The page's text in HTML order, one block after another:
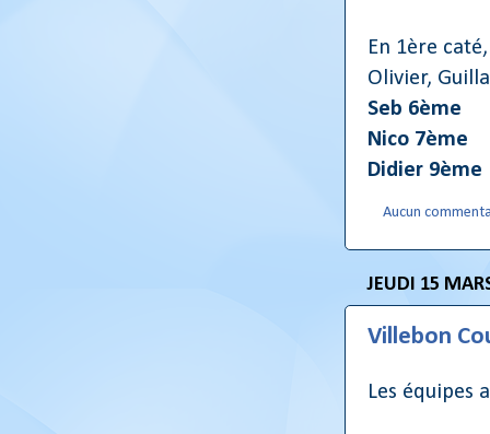
En 1ère
Olivier,
Seb 6ème
Nico 7ème
Didier 9ème
Aucun
JEUDI 15
Villebon
Les équipes